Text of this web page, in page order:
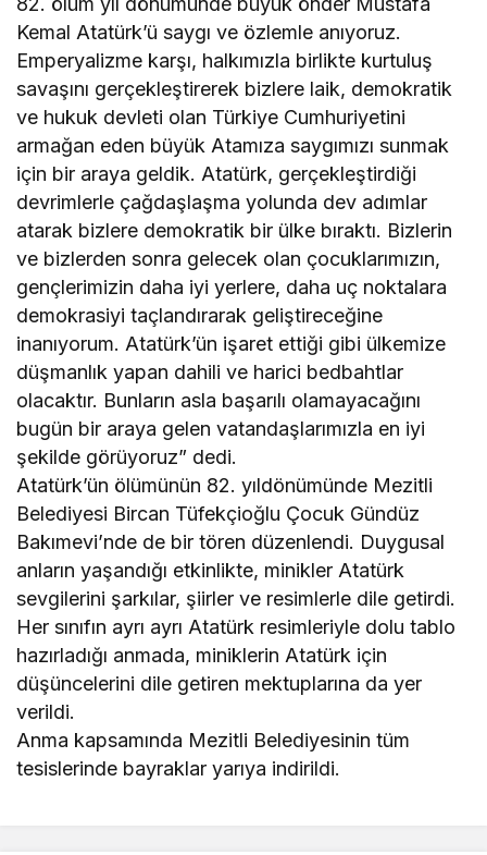
Kemal Atatürk’ü saygı ve özlemle anıyoruz.
Emperyalizme karşı, halkımızla birlikte kurtuluş
savaşını gerçekleştirerek bizlere laik, demokratik
ve hukuk devleti olan Türkiye Cumhuriyetini
armağan eden büyük Atamıza saygımızı sunmak
için bir araya geldik. Atatürk, gerçekleştirdiği
devrimlerle çağdaşlaşma yolunda dev adımlar
atarak bizlere demokratik bir ülke bıraktı. Bizlerin
ve bizlerden sonra gelecek olan çocuklarımızın,
gençlerimizin daha iyi yerlere, daha uç noktalara
demokrasiyi taçlandırarak geliştireceğine
inanıyorum. Atatürk’ün işaret ettiği gibi ülkemize
düşmanlık yapan dahili ve harici bedbahtlar
olacaktır. Bunların asla başarılı olamayacağını
bugün bir araya gelen vatandaşlarımızla en iyi
şekilde görüyoruz” dedi.
Atatürk’ün ölümünün 82. yıldönümünde Mezitli
Belediyesi Bircan Tüfekçioğlu Çocuk Gündüz
Bakımevi’nde de bir tören düzenlendi. Duygusal
anların yaşandığı etkinlikte, minikler Atatürk
sevgilerini şarkılar, şiirler ve resimlerle dile getirdi.
Her sınıfın ayrı ayrı Atatürk resimleriyle dolu tablo
hazırladığı anmada, miniklerin Atatürk için
düşüncelerini dile getiren mektuplarına da yer
verildi.
Anma kapsamında Mezitli Belediyesinin tüm
tesislerinde bayraklar yarıya indirildi.